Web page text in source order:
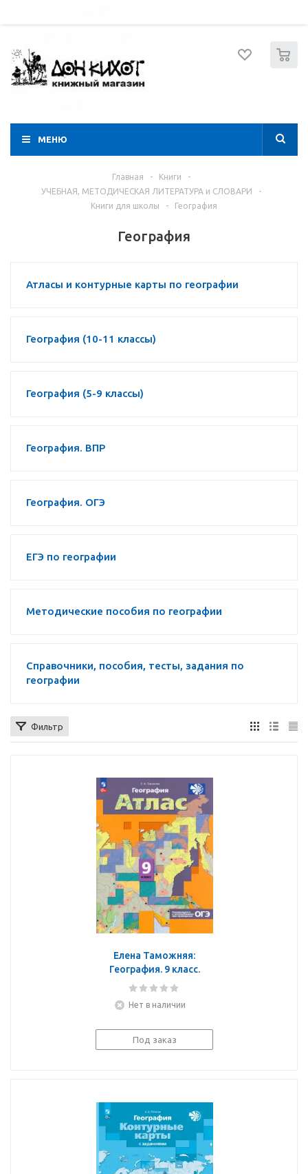
МЕНЮ
Главная - Книги
-
УЧЕБНАЯ, МЕТОДИЧЕСКАЯ ЛИТЕРАТУРА и СЛОВАРИ
-
Книги для школы
- География
География
Атласы и контурные карты по географии
География (10-11 классы)
География (5-9 классы)
География. ВПР
География. ОГЭ
ЕГЭ по географии
Методические пособия по географии
Справочники, пособия, тесты, задания по
географии
Фильтр
Елена Таможняя:
География. 9 класс.
Атлас. ФГОС
Нет в наличии
Под заказ